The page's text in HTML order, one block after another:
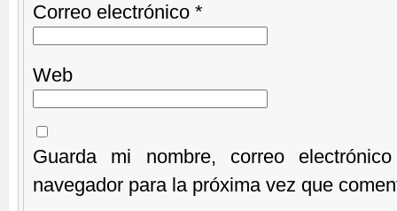
Correo electrónico *
Web
Guarda mi nombre, correo
navegador para la próxima vez que